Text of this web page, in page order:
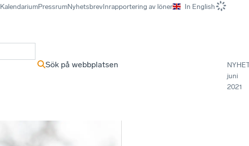
KalendariumPressrumNyhetsbrevInrapportering av löner In English
Sök på webbplatsen
juni
2021